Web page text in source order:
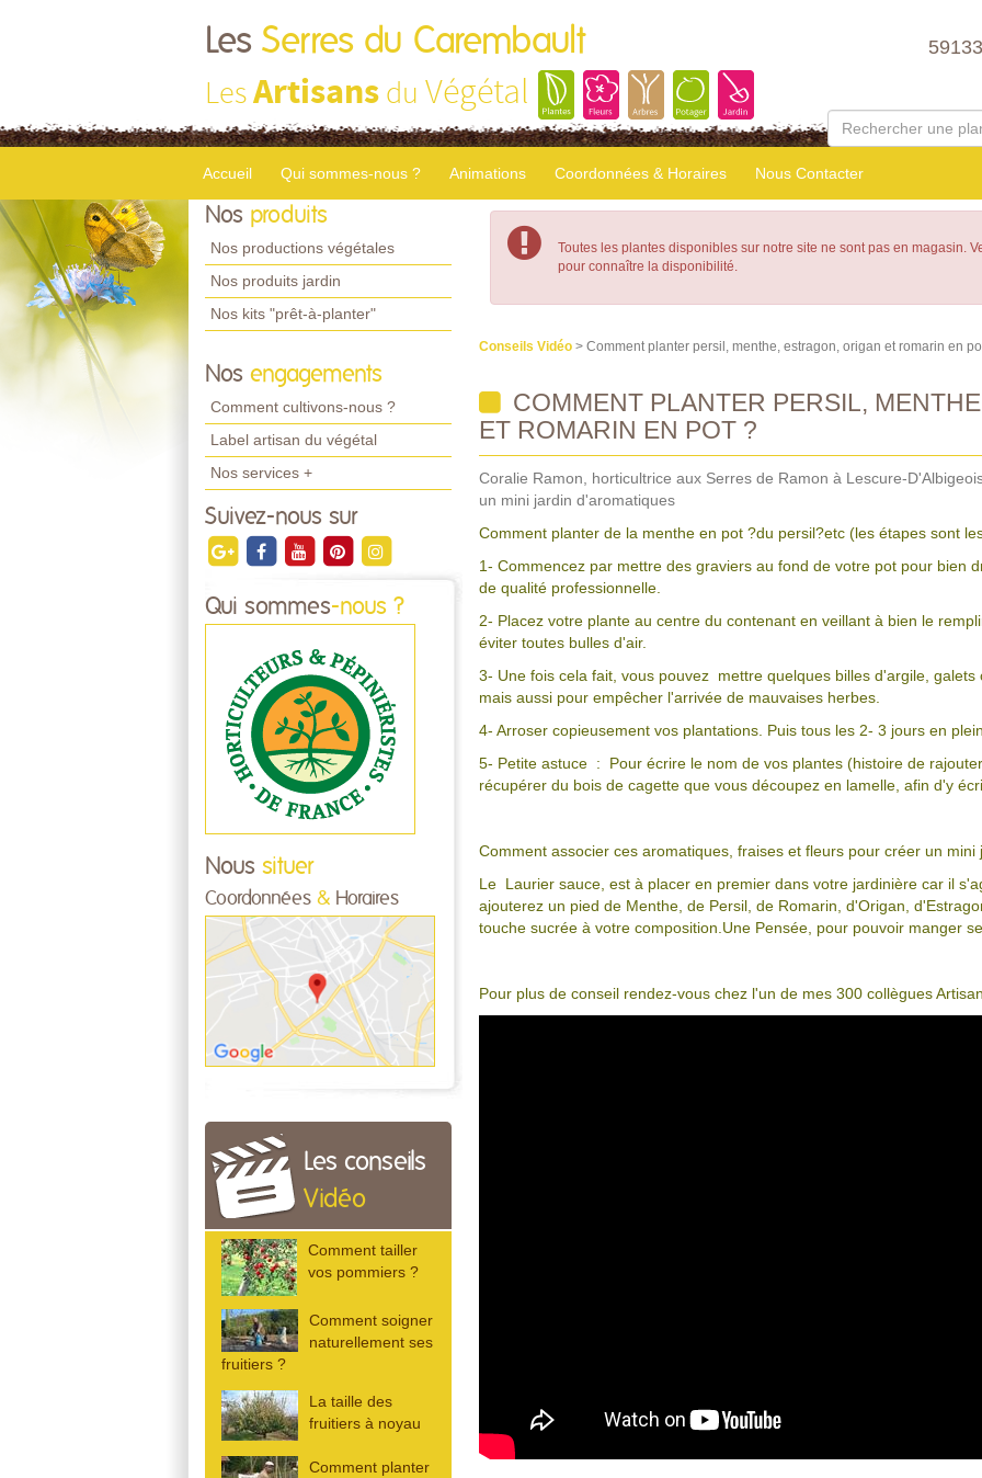
Les Serres du Carembault
LesArtisans du Végétal
Accueil Qui sommes-nous ? Animations Coordonnées & Horaires Nous Contacter
Nos produits
Nos productions végétales
Nos produits jardin
Nos kits "prêt-à-planter"
Nos engagements
Comment cultivons-nous ?
Label artisan du végétal
Nos services +
Suivez-nous sur
Qui sommes-nous ?
Nous situer
Coordonnées & Horaires
Les conseils
Vidéo
Comment tailler
vos pommiers ?
Comment soigner
naturellement ses
fruitiers ?
La taille des
fruitiers à noyau
Comment planter
Toutes les plantes disponibles sur notre site ne sont pas en magasin.
pour connaître la disponibilité.
Conseils Vidéo > Comment planter persil, menthe, estragon, origan et romarin en
COMMENT PLANTER PERSIL,
ET ROMARIN EN POT ?
Coralie Ramon, horticultrice aux Serres de Ramon à Lescure-
un mini jardin d'aromatiques
Comment planter de la menthe en pot ?du persil?etc (les étapes sont
1- Commencez par mettre des graviers au fond de votre pot pour bien
de qualité professionnelle.
2- Placez votre plante au centre du contenant en veillant à bien le
éviter toutes bulles d'air.
3- Une fois cela fait, vous pouvez mettre quelques billes d'argile,
mais aussi pour empêcher l'arrivée de mauvaises herbes.
4- Arroser copieusement vos plantations. Puis tous les 2- 3 jours en
5- Petite astuce : Pour écrire le nom de vos plantes (histoire de
récupérer du bois de cagette que vous découpez en lamelle, afin d'y
Comment associer ces aromatiques, fraises et fleurs pour créer un
Le Laurier sauce, est à placer en premier dans votre jardinière car il
ajouterez un pied de Menthe, de Persil, de Romarin, d'Origan,
touche sucrée à votre composition.Une Pensée, pour pouvoir manger
Pour plus de conseil rendez-vous chez l'un de mes 300 collègues